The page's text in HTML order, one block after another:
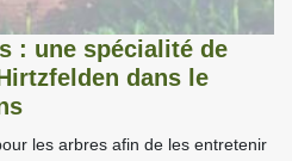
: une spécialité de
dans le
les arbres afin de les entretenir